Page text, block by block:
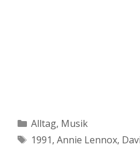
Kategorien
Alltag, Musik
Schlagwörter
1991, Annie Lennox,